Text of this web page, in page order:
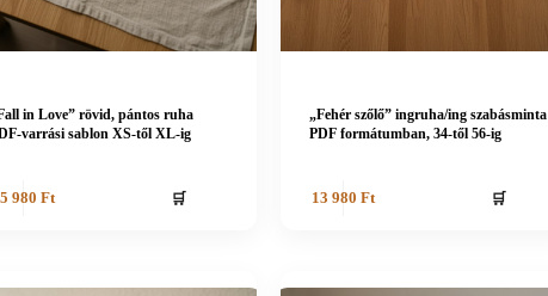
in Love” rövid, pántos ruha
varrási sablon XS-től XL-ig
980 Ft 🛒
„Fehér szőlő” ingruha/ing szabásminta
PDF formátumban, 34-től 56-ig
13 980 Ft 🛒